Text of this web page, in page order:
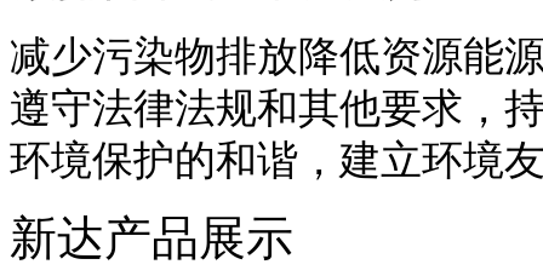
减少污染物排放降低资源能
遵守法律法规和其他要求，
环境保护的和谐，建立环境
新达产品展示